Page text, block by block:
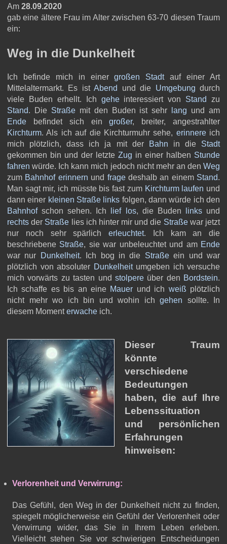
Am 28.09.2020
gab eine ältere Frau im Alter zwischen 63-70 diesen Traum
ein:
Weg in die Dunkelheit
Ich befinde mich in einergroßen Stadtauf einer Art
Mittelaltermarkt. Es istAbend und die Umgebung durch
viele Buden erhellt. Ich geheinteressiert von Stand
zu
Stand. Die Straßemit den Buden ist sehr lang und am
Ende befindet sich eingroßer, breiter, angestrahlter
Kirchturm. Als ich auf die Kirchturmuhr sehe, erinnereich
mich plötzlich, dass ich ja mit der
Bahn in die Stadt
gekommen bin und der letzte Zug in einer halben Stunde
fahren würde. Ich kann mich jedoch nicht mehr an den Weg
zum Bahnhof erinnern und fragedeshalb an einem Stand.
Man sagt mir, ich müsste bis fast zum Kirchturm laufen und
dann einer kleinen Straße links folgen, dann würde ich den
Bahnhofschon sehen. Ich lief los, die Buden linksund
rechts der Straße lies ich hinter mir und die Straßewar jetzt
nur noch sehr spärlich erleuchtet. Ich kam an die
beschriebene Straße, sie war unbeleuchtet und am Ende
war nur
Dunkelheit. Ich bog in die Straßeein und war
plötzlich von absoluter Dunkelheitumgeben ich versuche
mich vorwärts zu tasten und stolpereüber den Bordstein.
Ich schaffe es bis an eine Mauer und ich weiß plötzlich
nicht mehr wo ich bin und wohin ich gehen sollte. In
diesem Momenterwache ich.
Dieser Traum
könnte
verschiedene
Bedeutungen
haben, die auf Ihre
Lebenssituation
und persönlichen
Erfahrungen
hinweisen:
Verlorenheit und Verwirrung:
Das Gefühl, den Weg in der Dunkelheit nicht zu finden,
spiegelt möglicherweise ein Gefühl der Verlorenheit oder
Verwirrung wider, das Sie in Ihrem Leben erleben.
Vielleicht stehen Sie vor schwierigen Entscheidungen